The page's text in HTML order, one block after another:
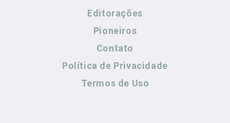
Editorações
Pioneiros
Contato
Política de Privacidade
Termos de Uso